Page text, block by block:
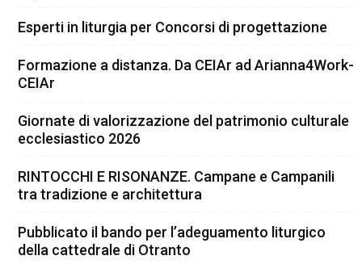
Esperti in liturgia per Concorsi di progettazione
Formazione a distanza. Da CEIAr ad Arianna4Work-
CEIAr
Giornate di valorizzazione del patrimonio culturale
ecclesiastico 2026
RINTOCCHI E RISONANZE. Campane e Campanili
tra tradizione e architettura
Pubblicato il bando per l’adeguamento liturgico
della cattedrale di Otranto